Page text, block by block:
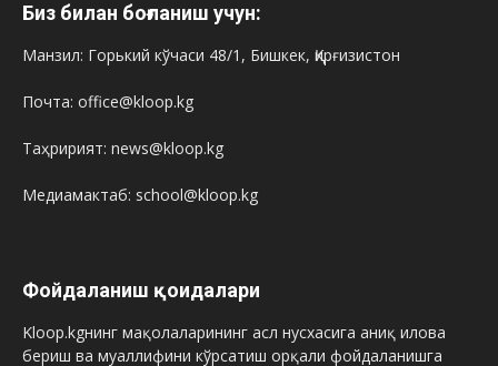
Биз билан боғланиш учун:
Манзил: Горький кўчаси 48/1, Бишкек, Қирғизистон
Почта: office@kloop.kg
Таҳририят: news@kloop.kg
Медиамактаб: school@kloop.kg
Фойдаланиш қоидалари
Kloop.kgнинг мақолаларининг асл нусхасига аниқ илова
бериш ва муаллифини кўрсатиш орқали фойдаланишга